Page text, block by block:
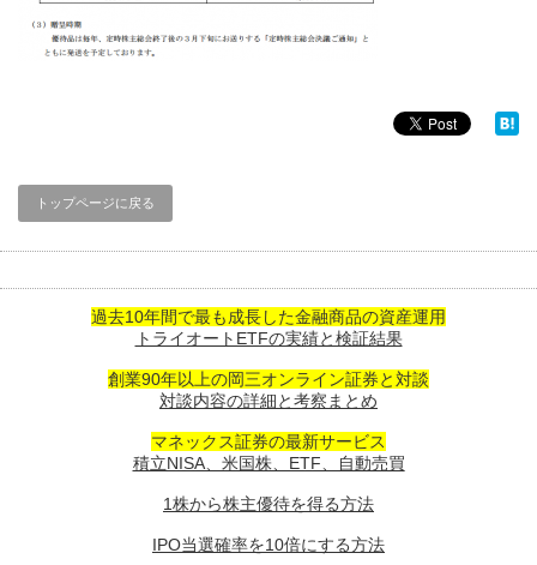
トップページに戻る
過去10年間で最も成長した金融商品の資産運用
トライオートETFの実績と検証結果
創業90年以上の岡三オンライン証券と対談
対談内容の詳細と考察まとめ
マネックス証券の最新サービス
積立NISA、米国株、ETF、自動売買
1株から株主優待を得る方法
IPO当選確率を10倍にする方法